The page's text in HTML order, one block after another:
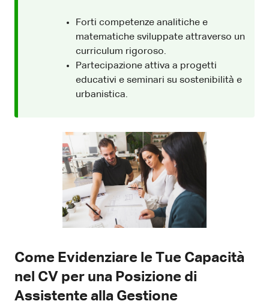
Forti competenze analitiche e
matematiche sviluppate attraverso un
curriculum rigoroso.
Partecipazione attiva a progetti
educativi e seminari su sostenibilità e
urbanistica.
Come Evidenziare le Tue Capacità
nel CV per una Posizione di
Assistente alla Gestione